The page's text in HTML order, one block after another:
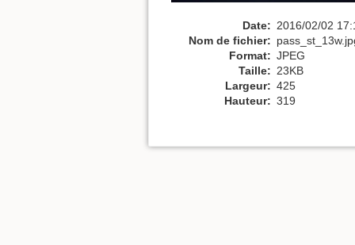
Date: 2016/02/02
Nom de fichier:
Format: JPEG
Taille: 23KB
Largeur: 425
Hauteur: 319